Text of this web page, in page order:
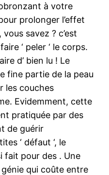
à votre
prolonger l’effet
savez ? c’est
‘ peler ‘ le corps.
d’ bien lu ! Le
fine partie de la peau
les couches
Evidemment, cette
pratiquée par des
de guérir
‘ défaut ‘, le
fait pour des . Une
qui coûte entre